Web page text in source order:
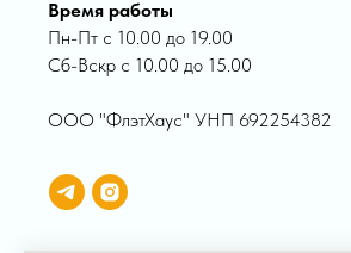
Время работы
Пн-Пт с 10.00 до 19.00
Сб-Вскр с 10.00 до 15.00
ООО "ФлэтХаус" УНП 692254382